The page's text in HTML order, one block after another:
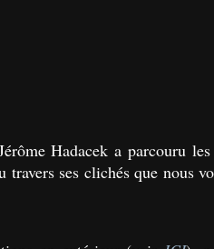
Hadacek a parcouru
ses clichés que nous